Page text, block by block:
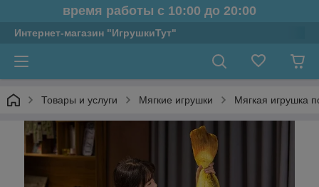
время работы с 10:00 до 20:00
Интернет-магазин "ИгрушкиТут"
Товары и услуги Мягкие игрушки Мягкая игрушка